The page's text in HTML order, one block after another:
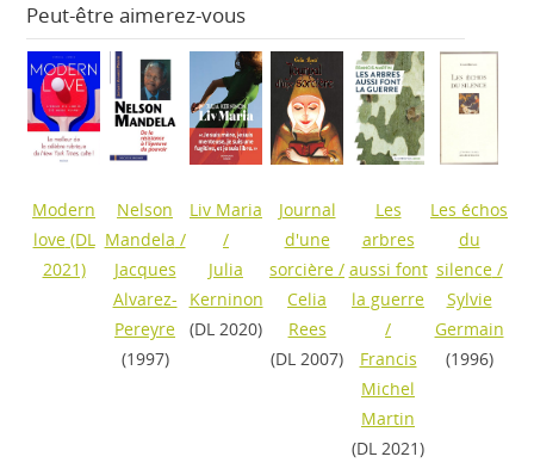
Peut-être aimerez-vous
Modern
love(DL
2021)
Nelson
Mandela /
Jacques
Alvarez-
Pereyre
(1997)
Liv Maria
/
Julia
Kerninon
(DL 2020)
Journal
d'une
sorcière /
Celia
Rees
(DL 2007)
Les
arbres
aussi font
la guerre
/
Francis
Michel
Martin
(DL 2021)
Les échos
du
silence/
Sylvie
Germain
(1996)